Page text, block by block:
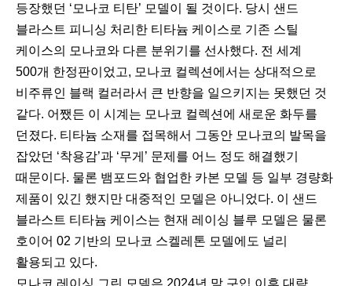
등장했던 ‘모나코 티탄’ 모델이 될 것이다. 당시 샌드
블라스트 피니싱 처리한 티타늄 케이스로 기존 스틸
케이스의 모나코와 다른 분위기를 선사했다. 전 세계
500개 한정판이었고, 모나코 컬렉션에서는 상대적으로
비주류인 블랙 컬러라서 큰 반향을 일으키지는 못했던 것
같다. 어쨌든 이 시계는 모나코 컬렉션에 새로운 화두를
던졌다. 티타늄 소재를 접목해서 그동안 모나코의 발목을
잡았던 ‘착용감’과 ‘무게’ 문제를 어느 정도 해결했기
때문이다. 물론 뱀포드와 협업한 카본 모델 등 일부 경량화
제품이 있긴 했지만 대중적인 모델은 아니었다. 이 샌드
블라스트 티타늄 케이스는 현재 레이싱 블루 모델은 물론
호이어 02 기반의 모나코 스켈레톤 모델에도 널리
활용되고 있다.
모나코 레이싱 그린 모델은 2024년 말 구입 이후 대략